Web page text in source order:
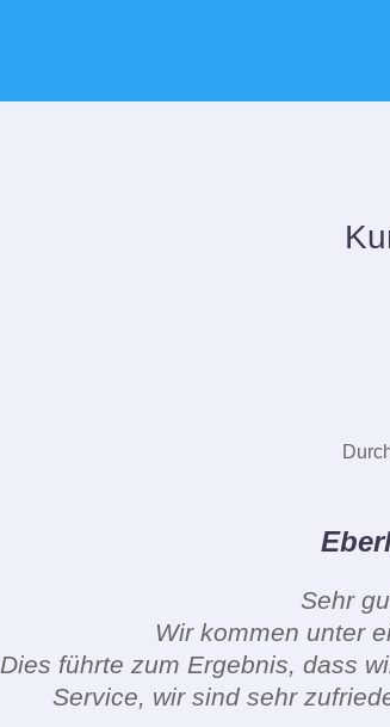
Sehr
Wir kommen unter
Dies führte zum Ergebnis, dass
Service, wir sind sehr